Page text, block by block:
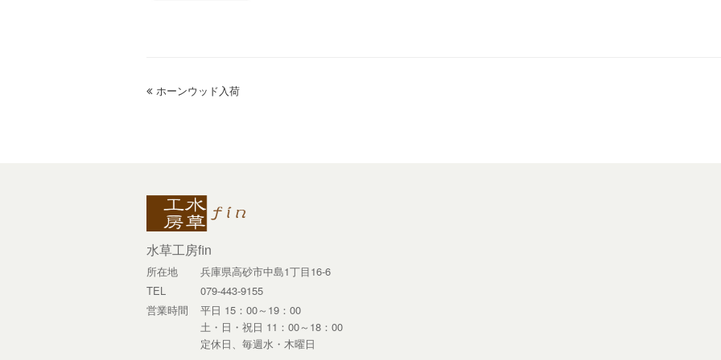
previous
ホーンウッド入荷
水草工房fin
所在地
兵庫県高砂市中島1丁目16-6
TEL
079-443-9155
営業時間
平日 15：00～19：00
土・日・祝日 11：00～18：00
定休日、毎週水・木曜日